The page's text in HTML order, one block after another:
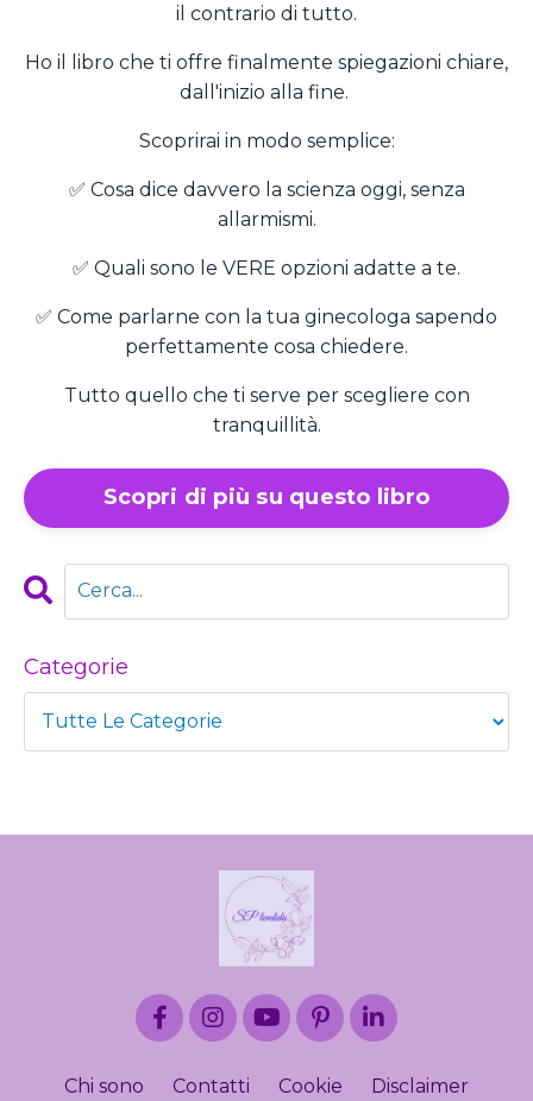
il contrario di tutto.
Ho il libro che ti offre finalmente spiegazioni chiare,
dall'inizio alla fine.
Scoprirai in modo semplice:
✅ Cosa dice davvero la scienza oggi, senza
allarmismi.
✅ Quali sono le VERE opzioni adatte a te.
✅ Come parlarne con la tua ginecologa sapendo
perfettamente cosa chiedere.
Tutto quello che ti serve per scegliere con
tranquillità.
Scopri di più su questo libro
Categorie
Chi sono Contatti Cookie Disclaimer